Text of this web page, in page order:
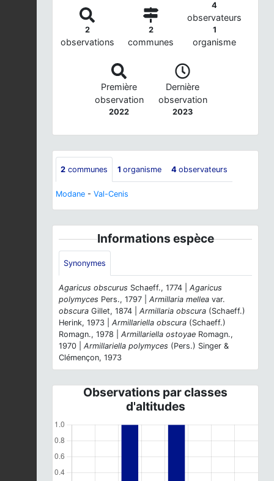
2
observations
2
communes
4
observateurs
1
organisme
Première
observation
2022
Dernière
observation
2023
2 communes 1 organisme 4 observateurs
Modane - Val-Cenis
Informations espèce
Synonymes
Agaricus obscurus Schaeff., 1774 | Agaricus
polymyces Pers., 1797 | Armillaria mellea var.
obscura Gillet, 1874 | Armillaria obscura (Schaeff.)
Herink, 1973 | Armillariella obscura (Schaeff.)
Romagn., 1978 | Armillariella ostoyae Romagn.,
1970 | Armillariella polymyces (Pers.) Singer &
Clémençon, 1973
Observations par classes
d'altitudes